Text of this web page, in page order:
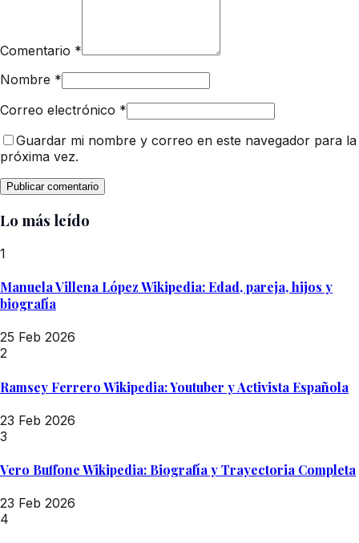
Comentario *
Nombre *
Correo electrónico *
Guardar mi nombre y correo en este navegador para la
próxima vez.
Lo más leído
1
Manuela Villena López Wikipedia: Edad, pareja, hijos y
biografía
25 Feb 2026
2
Ramsey Ferrero Wikipedia: Youtuber y Activista Española
23 Feb 2026
3
Vero Buffone Wikipedia: Biografía y Trayectoria Completa
23 Feb 2026
4